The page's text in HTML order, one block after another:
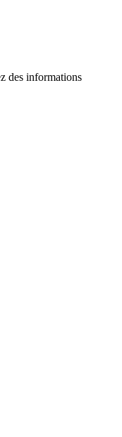
des informations